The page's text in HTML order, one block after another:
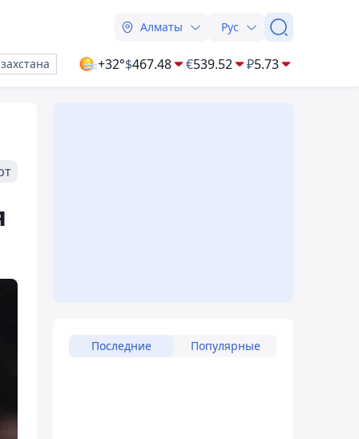
Алматы Рус
+32°$467.48 €539.52 ₽5.73
Последние Популярные